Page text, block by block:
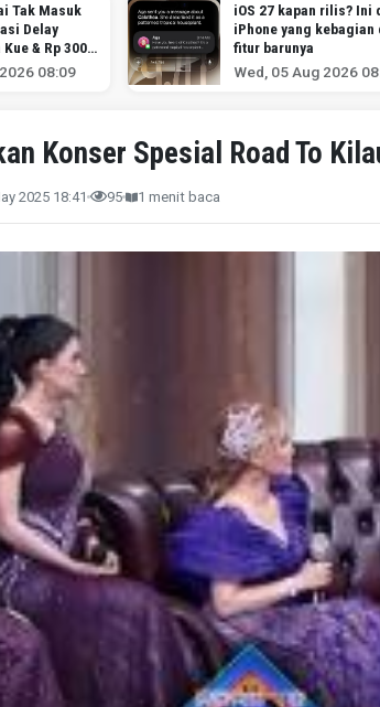
Tak Masuk
Delay
& Rp 300
08:09
iOS 27 kapan rilis? Ini
iPhone yang kebagian
fitur barunya
Wed, 05 Aug 2026
Konser Spesial Road To
2025 18:41 95 1 menit baca